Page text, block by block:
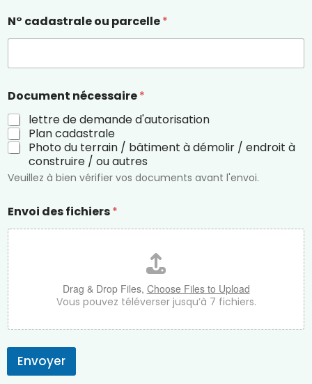
N° cadastrale ou parcelle*
Document nécessaire*
lettre de demande d'autorisation
Plan cadastrale
Photo du terrain / bâtiment à démolir / endroit à
construire / ou autres
Veuillez à bien vérifier vos documents avant l'envoi.
Envoi des fichiers*
Drag & Drop Files, Choose Files to Upload
Vous pouvez téléverser jusqu’à 7 fichiers.
Envoyer